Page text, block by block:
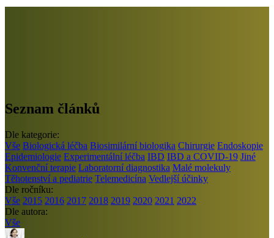
Seznam článků
Dle kategorie:
Vše Biologická léčba Biosimilární biologika Chirurgie Endoskopie
Epidemiologie Experimentální léčba IBD IBD a COVID-19 Jiné
Konvenční terapie Laboratorní diagnostika Malé molekuly
Těhotenství a pediatrie Telemedicína Vedlejší účinky
Dle ročníku:
Vše 2015 2016 2017 2018 2019 2020 2021 2022
Dle autora:
Vše